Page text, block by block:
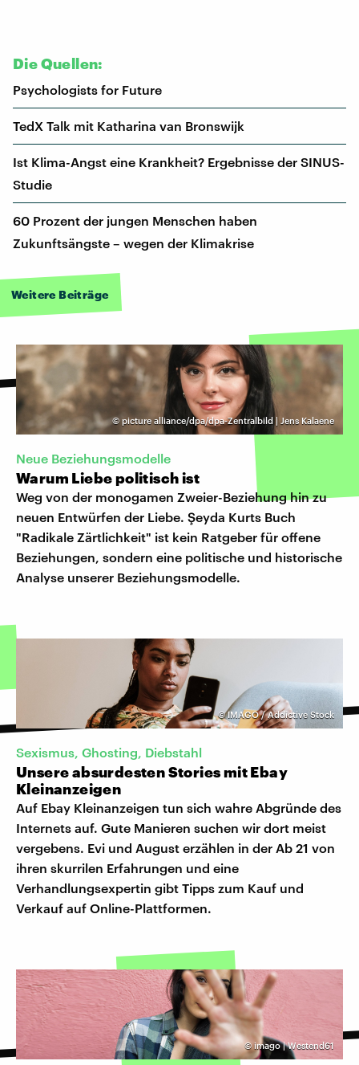
Die Quellen:
Psychologists for Future
TedX Talk mit Katharina van Bronswijk
Ist Klima-Angst eine Krankheit? Ergebnisse der SINUS-
Studie
60 Prozent der jungen Menschen haben
Zukunftsängste – wegen der Klimakrise
Weitere Beiträge
© picture alliance/dpa/dpa-Zentralbild | Jens Kalaene
Neue Beziehungsmodelle
Warum Liebe politisch ist
Weg von der monogamen Zweier-Beziehung hin zu
neuen Entwürfen der Liebe. Şeyda Kurts Buch
"Radikale Zärtlichkeit" ist kein Ratgeber für offene
Beziehungen, sondern eine politische und historische
Analyse unserer Beziehungsmodelle.
©IMAGO / Addictive Stock
Sexismus, Ghosting, Diebstahl
Unsere absurdesten Stories mit Ebay
Kleinanzeigen
Auf Ebay Kleinanzeigen tun sich wahre Abgründe des
Internets auf. Gute Manieren suchen wir dort meist
vergebens. Evi und August erzählen in der Ab 21 von
ihren skurrilen Erfahrungen und eine
Verhandlungsexpertin gibt Tipps zum Kauf und
Verkauf auf Online-Plattformen.
©imago | Westend61